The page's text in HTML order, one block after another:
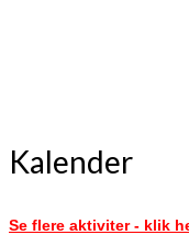
Kalender
Se flere aktiviter - klik